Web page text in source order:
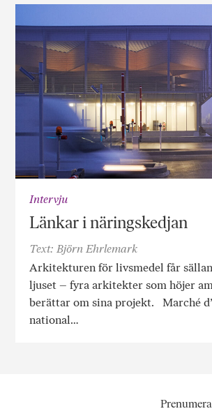
Intervju
Länkar i näringskedjan
Text: Björn Ehrlemark
Arkitekturen för livsmedel får
ljuset – fyra arkitekter som höjer
berättar om sina projekt. Marché
national…